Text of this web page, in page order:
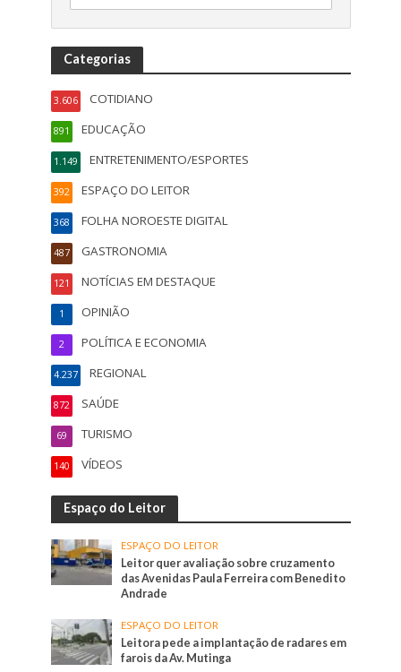
Categorias
COTIDIANO
3.606
EDUCAÇÃO
891
ENTRETENIMENTO/ESPORTES
1.149
ESPAÇO DO LEITOR
392
FOLHA NOROESTE DIGITAL
368
GASTRONOMIA
487
NOTÍCIAS EM DESTAQUE
121
OPINIÃO
1
POLÍTICA E ECONOMIA
2
REGIONAL
4.237
SAÚDE
872
TURISMO
69
VÍDEOS
140
Espaço do Leitor
ESPAÇO DO LEITOR
Leitor quer avaliação sobre cruzamento
das Avenidas Paula Ferreira com Benedito
Andrade
ESPAÇO DO LEITOR
Leitora pede a implantação de radares em
farois da Av. Mutinga